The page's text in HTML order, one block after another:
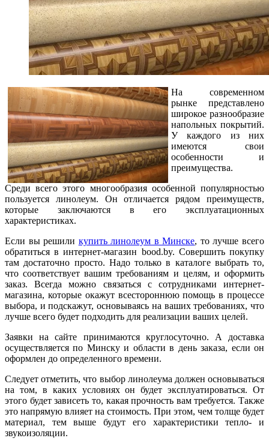
На современном
рынке представлено
широкое разнообразие
напольных покрытий.
У каждого из них
имеются свои
особенности и
преимущества.
Среди всего этого многообразия особенной популярностью
пользуется линолеум. Он отличается рядом преимуществ,
которые заключаются в его эксплуатационных
характеристиках.
Если вы решили купить линолеум в Минске, то лучше всего
обратиться в интернет-магазин bood.by. Совершить покупку
там достаточно просто. Надо только в каталоге выбрать то,
что соответствует вашим требованиям и целям, и оформить
заказ. Всегда можно связаться с сотрудниками интернет-
магазина, которые окажут всестороннюю помощь в процессе
выбора, и подскажут, основываясь на ваших требованиях, что
лучше всего будет подходить для реализации ваших целей.
Заявки на сайте принимаются круглосуточно. А доставка
осуществляется по Минску и области в день заказа, если он
оформлен до определенного времени.
Следует отметить, что выбор линолеума должен основываться
на том, в каких условиях он будет эксплуатироваться. От
этого будет зависеть то, какая прочность вам требуется. Также
это напрямую влияет на стоимость. При этом, чем толще будет
материал, тем выше будут его характеристики тепло- и
звукоизоляции.